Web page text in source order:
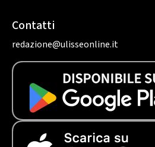
Contatti
redazione@ulisseonline.it